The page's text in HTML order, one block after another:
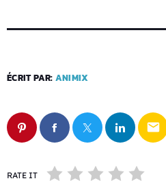
ÉCRIT PAR: ANIMIX
email
RATE IT